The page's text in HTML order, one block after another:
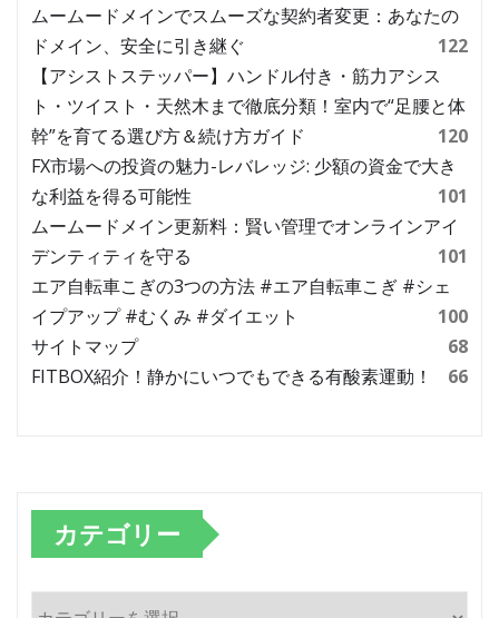
ムームードメインでスムーズな契約者変更：あなたの
ドメイン、安全に引き継ぐ
122
【アシストステッパー】ハンドル付き・筋力アシス
ト・ツイスト・天然木まで徹底分類！室内で“足腰と体
幹”を育てる選び方＆続け方ガイド
120
FX市場への投資の魅力-レバレッジ: 少額の資金で大き
な利益を得る可能性
101
ムームードメイン更新料：賢い管理でオンラインアイ
デンティティを守る
101
エア自転車こぎの3つの方法 #エア自転車こぎ #シェ
イプアップ #むくみ #ダイエット
100
サイトマップ
68
FITBOX紹介！静かにいつでもできる有酸素運動！
66
カテゴリー